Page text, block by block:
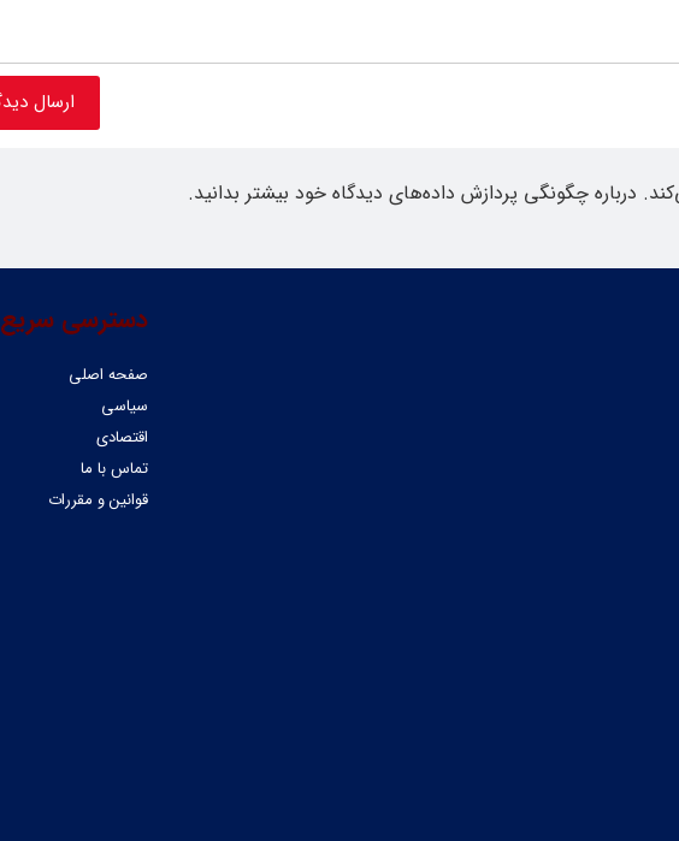
درباره چگونگی پردازش داده‌های دیدگاه خود بیشتر بدانید.
دسترسی سریع
صفحه اصلی
سیاسی
اقتصادی
تماس با ما
قوانین و مقررات